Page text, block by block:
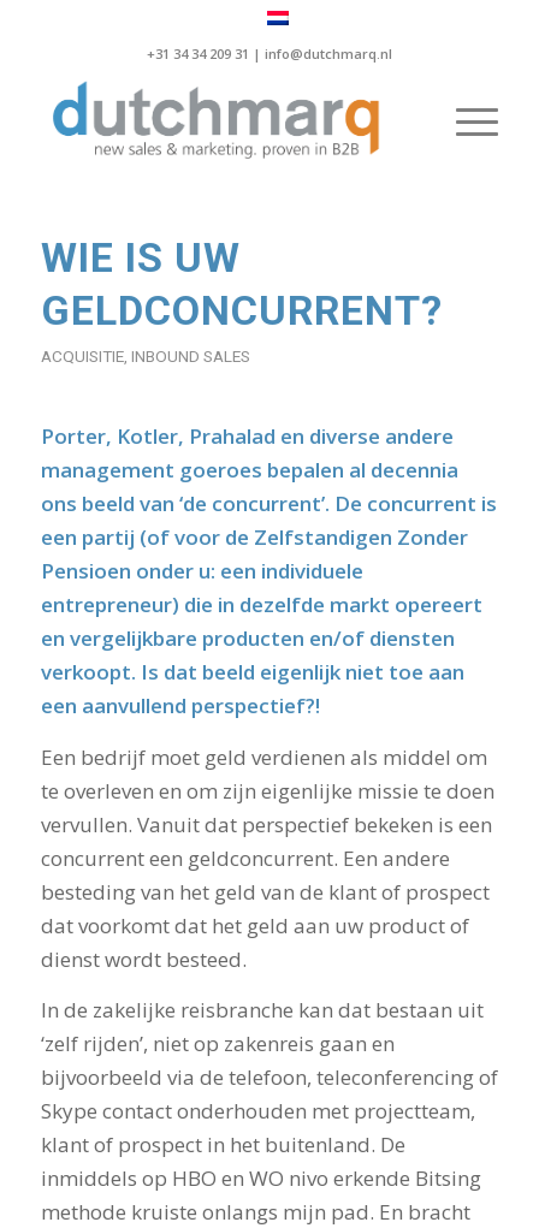
+31 34 34 209 31 | info@dutchmarq.nl
WIE IS UW
GELDCONCURRENT?
ACQUISITIE, INBOUND SALES
Porter, Kotler, Prahalad en diverse andere
management goeroes bepalen al decennia
ons beeld van ‘de concurrent’. De concurrent is
een partij (of voor de Zelfstandigen Zonder
Pensioen onder u: een individuele
entrepreneur) die in dezelfde markt opereert
en vergelijkbare producten en/of diensten
verkoopt. Is dat beeld eigenlijk niet toe aan
een aanvullend perspectief?!
Een bedrijf moet geld verdienen als middel om
te overleven en om zijn eigenlijke missie te doen
vervullen. Vanuit dat perspectief bekeken is een
concurrent een geldconcurrent. Een andere
besteding van het geld van de klant of prospect
dat voorkomt dat het geld aan uw product of
dienst wordt besteed.
In de zakelijke reisbranche kan dat bestaan uit
‘zelf rijden’, niet op zakenreis gaan en
bijvoorbeeld via de telefoon, teleconferencing of
Skype contact onderhouden met projectteam,
klant of prospect in het buitenland. De
inmiddels op HBO en WO nivo erkende Bitsing
methode kruiste onlangs mijn pad. En bracht